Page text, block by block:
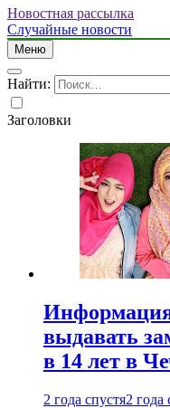
Новостная рассылка
Случайные новости
Меню
Найти:
Заголовки
выдавать
в 14 лет в
2 года спустя2 года